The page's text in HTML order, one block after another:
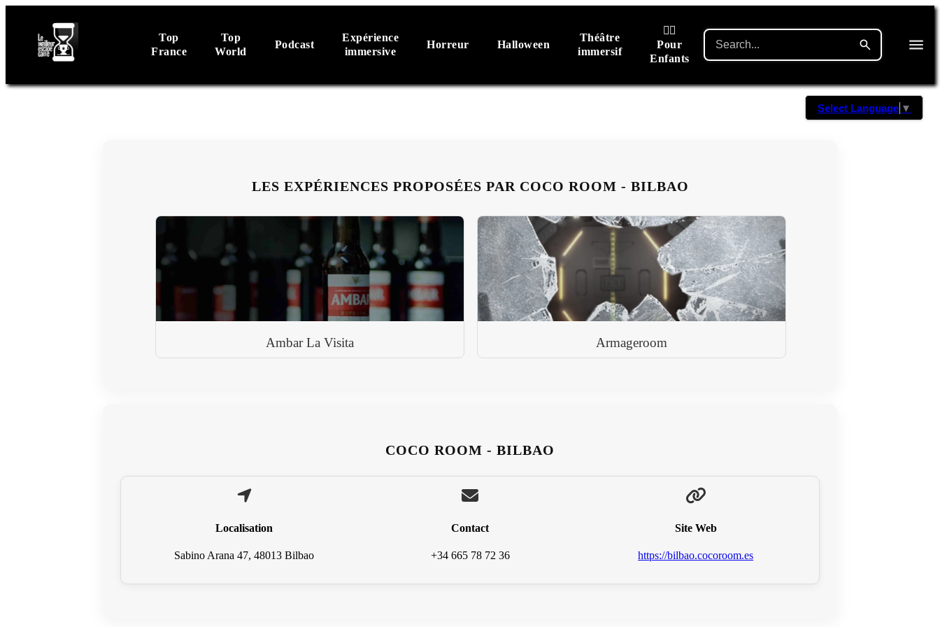
Top
France
Top
World
Podcast
Expérience
immersive
Horreur Halloween
Théâtre
immersif
🙋‍♂️
Pour
Enfants
Select Language ▼
LES EXPÉRIENCES PROPOSÉES PAR COCO ROOM - BILBAO
Ambar La Visita Armageroom
COCO ROOM - BILBAO
Localisation
Sabino Arana 47, 48013 Bilbao
Contact
+34 665 78 72 36
Site Web
https://bilbao.cocoroom.es